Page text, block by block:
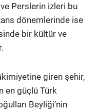
Perslerin izleri bu
dönemlerinde ise
bir kültür ve
giren şehir,
en güçlü Türk
Beyliği’nin